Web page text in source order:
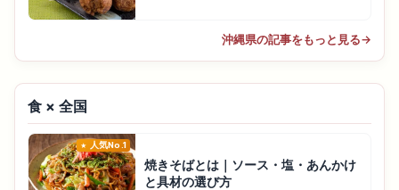
沖縄県の記事をもっと見る→
食 × 全国
人気No.1
焼きそばとは｜ソース・塩・あんかけ
と具材の選び方